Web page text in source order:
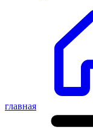
главная